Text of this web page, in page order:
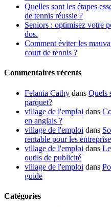
Quelles sont les étapes
de tennis réussie ?
Seniors : optimisez votre
dos.
Comment éviter les
court de tennis ?
Commentaires récents
Felania Cathy dans Quels
parquet?
village de l'emploi dans
en anglais ?
village de l'emploi dans
rentable pour les
village de l'emploi dans
outils de publicité
village de l'emploi dans
guide
Catégories